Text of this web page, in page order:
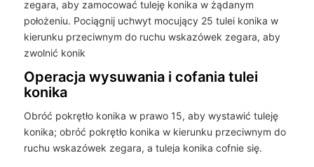
zegara, aby zamocować tuleję konika w żądanym
położeniu. Pociągnij uchwyt mocujący 25 tulei konika w
kierunku przeciwnym do ruchu wskazówek zegara, aby
zwolnić konik
Operacja wysuwania i cofania tulei
konika
Obróć pokrętło konika w prawo 15, aby wystawić tuleję
konika; obróć pokrętło konika w kierunku przeciwnym do
ruchu wskazówek zegara, a tuleja konika cofnie się.